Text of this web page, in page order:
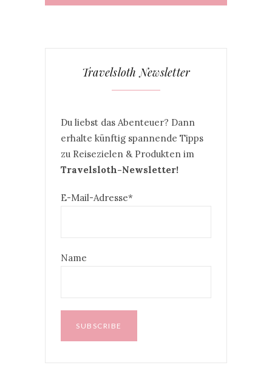
Travelsloth Newsletter
Du liebst das Abenteuer? Dann
erhalte künftig spannende Tipps
zu Reisezielen & Produkten im
Travelsloth-Newsletter!
E-Mail-Adresse*
Name